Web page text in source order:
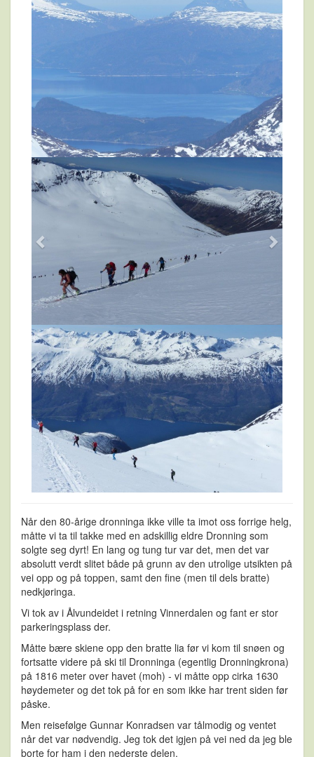
Når den 80-årige dronninga ikke ville ta imot oss forrige helg,
måtte vi ta til takke med en adskillig eldre Dronning som
solgte seg dyrt! En lang og tung tur var det, men det var
absolutt verdt slitet både på grunn av den utrolige utsikten på
vei opp og på toppen, samt den fine (men til dels bratte)
nedkjøringa.
Vi tok av i Ålvundeidet i retning Vinnerdalen og fant er stor
parkeringsplass der.
Måtte bære skiene opp den bratte lia før vi kom til snøen og
fortsatte videre på ski til Dronninga (egentlig Dronningkrona)
på 1816 meter over havet (moh) - vi måtte opp cirka 1630
høydemeter og det tok på for en som ikke har trent siden før
påske.
Men reisefølge Gunnar Konradsen var tålmodig og ventet
når det var nødvendig. Jeg tok det igjen på vei ned da jeg ble
borte for ham i den nederste delen.